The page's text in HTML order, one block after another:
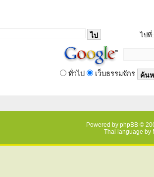
ไปที่:
ทั่วไป เว็บธรรมจักร
Powered by phpBB ©
Thai language by